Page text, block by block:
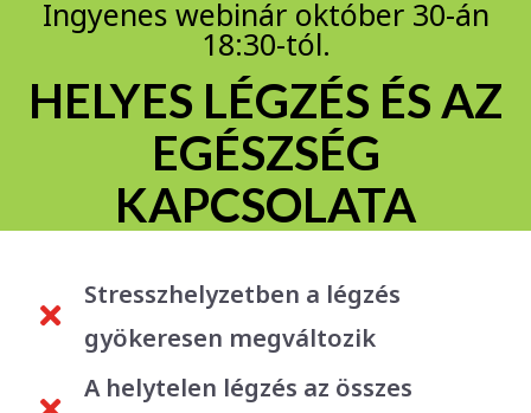
Ingyenes webinár október 30-án
18:30-tól.
HELYES LÉGZÉS ÉS AZ
EGÉSZSÉG
KAPCSOLATA
Stresszhelyzetben a légzés
gyökeresen megváltozik
A helytelen légzés az összes